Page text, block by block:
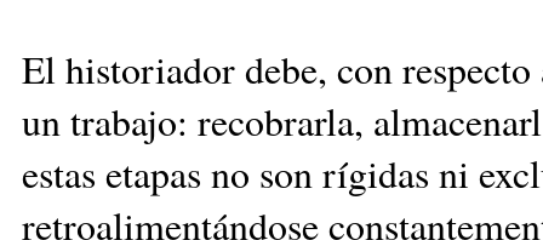
El historiador debe, con
un trabajo: recobrarla,
estas etapas no son rígidas ni
retroalimentándose